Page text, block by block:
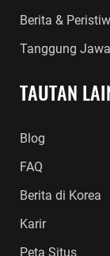
Berita &
Tanggung
TAUTAN
Blog
FAQ
Berita di Korea
Karir
Peta Situs